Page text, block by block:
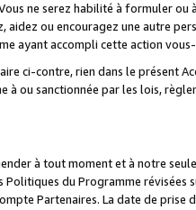
ne serez habilité à formuler
aidez ou encouragez une autre
ayant accompli cette action
ci-contre, rien dans le présent
à ou sanctionnée par les lois,
à tout moment et à notre
Politiques du Programme
Partenaires. La date de